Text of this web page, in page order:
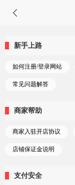
新手上路
如何注册/登录网站
常见问题解答
商家帮助
商家入驻开店协议
店铺保证金说明
支付安全